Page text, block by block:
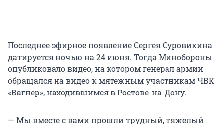
Последнее эфирное появление Сергея Суровикина
датируется ночью на 24 июня. Тогда Минобороны
опубликовало видео, на котором генерал армии
обращался на видео к мятежным участникам ЧВК
«Вагнер», находившимся в Ростове-на-Дону.
— Мы вместе с вами прошли трудный, тяжелый